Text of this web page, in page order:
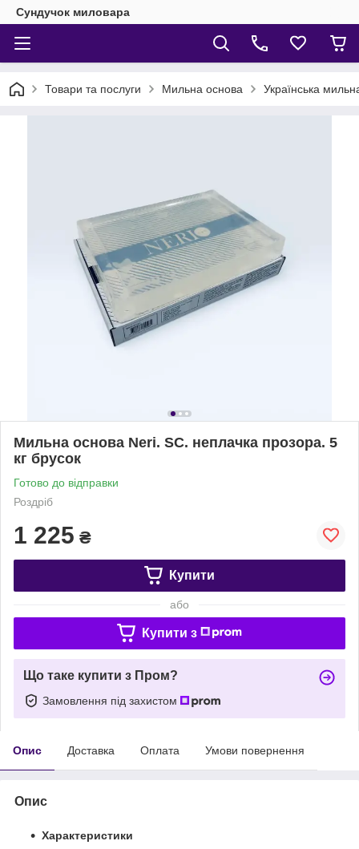
Сундучок миловара
Товари та послуги Мильна основа Українська
Мильна основа Neri. SC. неплачка прозора. 5
кг брусок
Готово до відправки
Роздріб
1 225 ₴
Купити
або
Купити з
Що таке купити з Пром?
Замовлення під захистом
Опис Доставка Оплата Умови повернення
Опис
Характеристики